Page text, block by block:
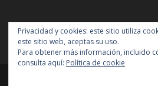
Gregorio
Privacidad y cookies: este sitio utiliza
este sitio web, aceptas su uso.
Para obtener más información, incluido
consulta aquí: Política de cookie